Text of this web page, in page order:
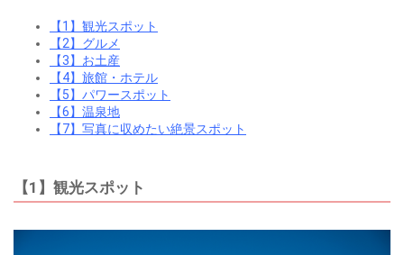
【1】観光スポット
【2】グルメ
【3】お土産
【4】旅館・ホテル
【5】パワースポット
【6】温泉地
【7】写真に収めたい絶景スポット
【1】観光スポット